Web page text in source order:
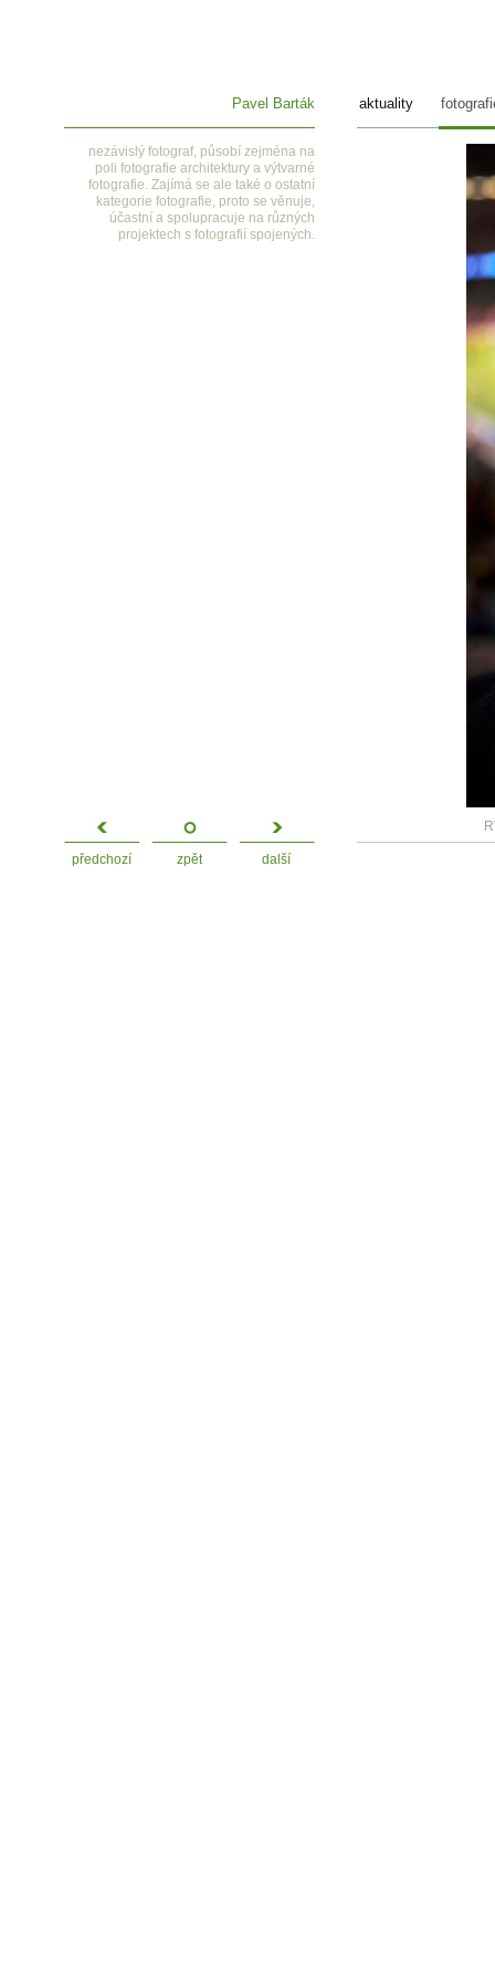
Pavel Barták
nezávislý fotograf, působí zejména na
poli fotografie architektury a výtvarné
fotografie. Zajímá se ale také o ostatní
kategorie fotografie, proto se věnuje,
účastní a spolupracuje na různých
projektech s fotografií spojených.
předchozí zpět další
aktuality